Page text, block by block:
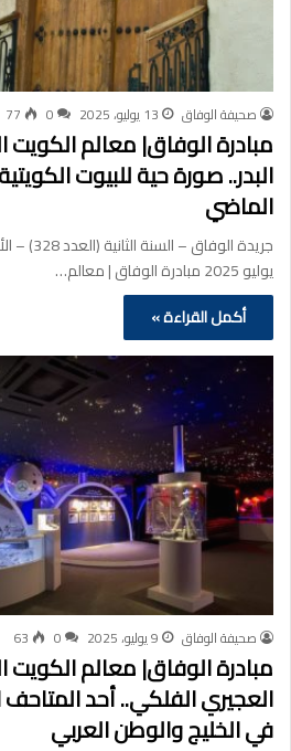
صحيفة الوفاق 13 يوليو، 2025 0
77
البدر.. صورة حية للبيوت
الماضي
يوليو 2025 مبادرة الوفاق | معالم…
أكمل القراءة »
صحيفة الوفاق 9 يوليو، 2025 0
63
العجيري الفلكي.. أحد
في الخليج والوطن العربي